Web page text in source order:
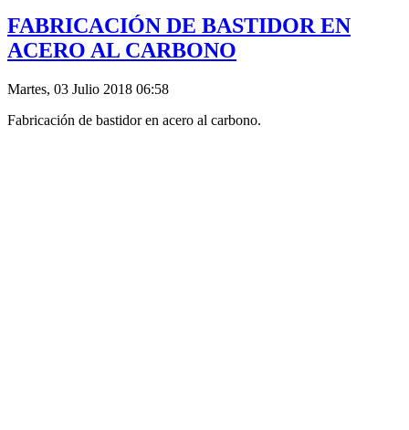
FABRICACIÓN DE BASTIDOR EN
ACERO AL CARBONO
Martes, 03 Julio 2018 06:58
Fabricación de bastidor en acero al carbono.